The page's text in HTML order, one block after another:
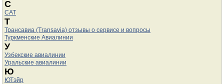
С
САТ
Т
Трансавиа (Transavia) отзывы о сервисе и вопросы
Туркменские Авиалинии
У
Узбекские авиалинии
Уральские авиалинии
Ю
ЮТэйр